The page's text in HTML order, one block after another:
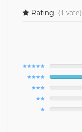
Rating (1 vote)